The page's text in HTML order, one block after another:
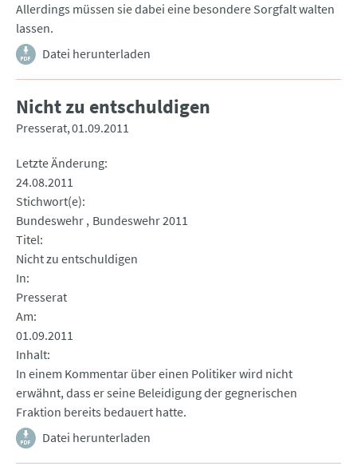
Allerdings müssen sie dabei eine besondere Sorgfalt walten
lassen.
Datei herunterladen
Nicht zu entschuldigen
Presserat 01.09.2011
Letzte Änderung
24.08.2011
Stichwort(e)
Bundeswehr Bundeswehr 2011
Titel
Nicht zu entschuldigen
In
Presserat
Am
01.09.2011
Inhalt
In einem Kommentar über einen Politiker wird nicht
erwähnt, dass er seine Beleidigung der gegnerischen
Fraktion bereits bedauert hatte.
Datei herunterladen